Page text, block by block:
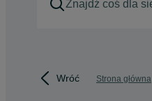
Wróć Strona główna